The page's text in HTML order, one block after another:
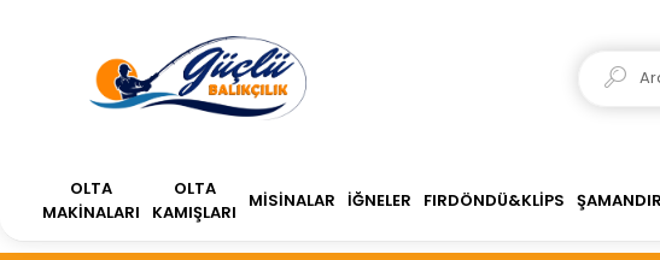
OLTA
MAKİNALARI
OLTA
KAMIŞLARI
MİSİNALAR İĞNELER FIRDÖNDÜ&KLİPS